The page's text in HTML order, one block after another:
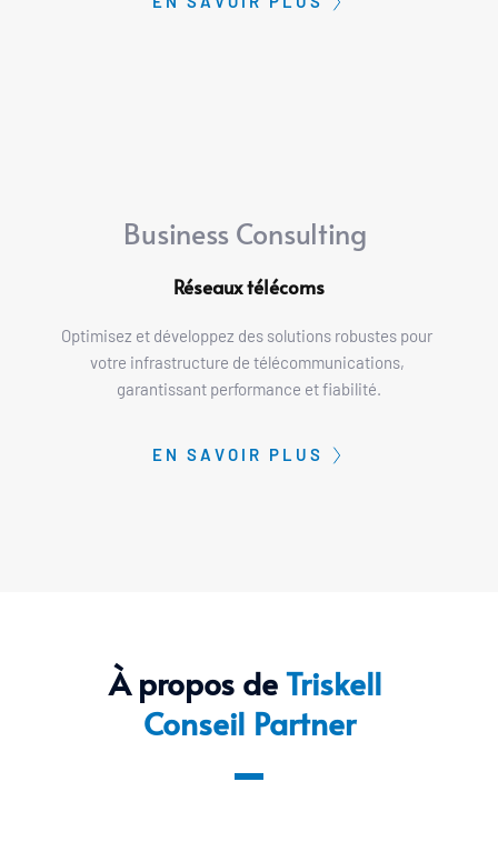
Business Consulting
Réseaux télécoms
Optimisez et développez des solutions robustes pour
votre infrastructure de télécommunications,
garantissant performance et fiabilité.
EN SAVOIR PLUS
À propos de Triskell
Conseil Partner